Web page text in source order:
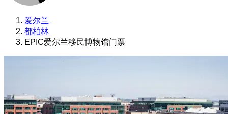
爱尔兰
都柏林
EPIC爱尔兰移民博物馆门票